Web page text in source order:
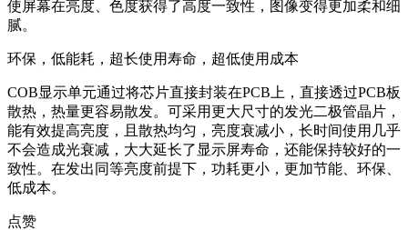
使屏幕在亮度、色度获得了高度一致性，图像变得更加柔和细
腻。
环保，低能耗，超长使用寿命，超低使用成本
COB显示单元通过将芯片直接封装在PCB上，直接透过PCB板
散热，热量更容易散发。可采用更大尺寸的发光二极管晶片，
能有效提高亮度，且散热均匀，亮度衰减小，长时间使用几乎
不会造成光衰减，大大延长了显示屏寿命，还能保持较好的一
致性。在发出同等亮度前提下，功耗更小，更加节能、环保、
低成本。
点赞